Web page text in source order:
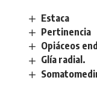
Estaca
Pertinencia
Opiáceos
Glía radial.